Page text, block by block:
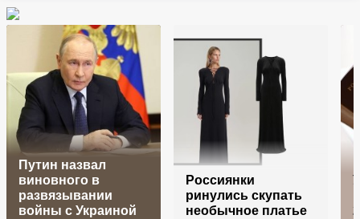
Путин назвал
виновного в
развязывании
войны с Украиной
Россиянки
ринулись скупать
необычное платье